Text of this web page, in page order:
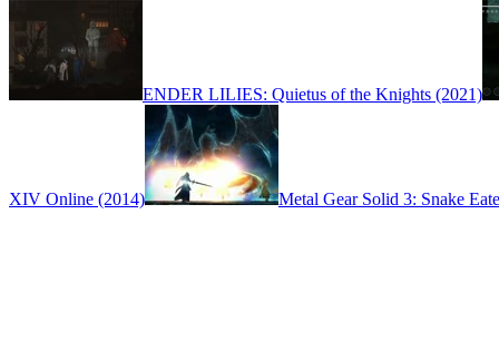
ENDER LILIES: Quietus of the Knights (2021)
XIV Online (2014) Metal Gear Solid 3: Snake